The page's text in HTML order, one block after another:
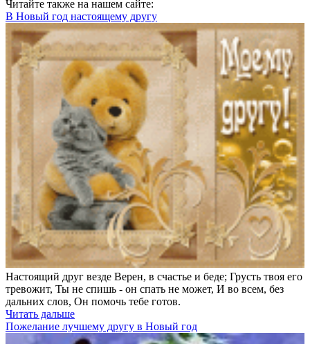
Читайте также на нашем сайте:
В Новый год настоящему другу
Настоящий друг везде Верен, в счастье и беде; Грусть твоя его
тревожит, Ты не спишь - он спать не может, И во всем, без
дальних слов, Он помочь тебе готов.
Читать дальше
Пожелание лучшему другу в Новый год